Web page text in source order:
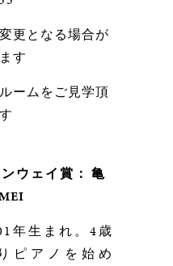
更となる場合が
す
ームをご見学頂
ウェイ賞 ： 亀
年生まれ。 4歳
ピアノを始め